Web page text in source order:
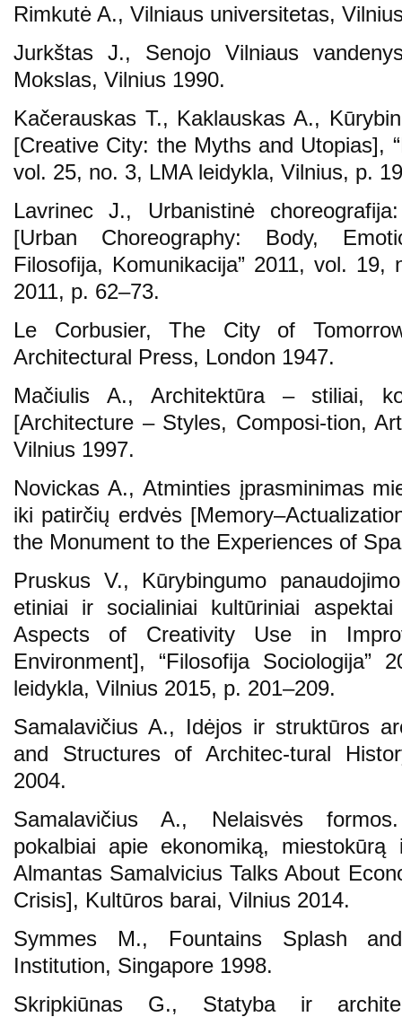
Rimkutė A., Vilniaus universitetas,
Jurkštas J., Senojo Vilniaus
Mokslas, Vilnius 1990.
Kačerauskas T., Kaklauskas A.,
[Creative City: the Myths and Utopias],
vol. 25, no. 3, LMA leidykla, Vilnius, p.
Lavrinec J., Urbanistinė
[Urban Choreography: Body,
Filosofija, Komunikacija” 2011, vol.
2011, p. 62–73.
Le Corbusier, The City of
Architectural Press, London 1947.
Mačiulis A., Architektūra – stiliai,
[Architecture – Styles, Composi-tion,
Vilnius 1997.
Novickas A., Atminties įprasminimas
iki patirčių erdvės
the Monument to the Experiences of
Pruskus V., Kūrybingumo
etiniai ir socialiniai kultūriniai
Aspects of Creativity Use in
Environment], “Filosofija
leidykla, Vilnius 2015, p. 201–209.
Samalavičius A., Idėjos ir struktūros
and Structures of Architec-tural
2004.
Samalavičius A., Nelaisvės
pokalbiai apie ekonomiką,
Almantas Samalvicius Talks About
Crisis], Kultūros barai, Vilnius 2014.
Symmes M., Fountains Splash
Institution, Singapore 1998.
Skripkiūnas G., Statyba ir